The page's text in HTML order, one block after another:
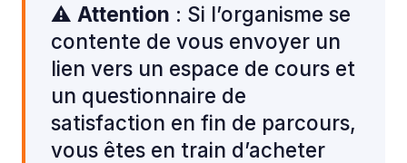
⚠️ Attention : Si l’organisme se
contente de vous envoyer un
lien vers un espace de cours et
un questionnaire de
satisfaction en fin de parcours,
vous êtes en train d’acheter